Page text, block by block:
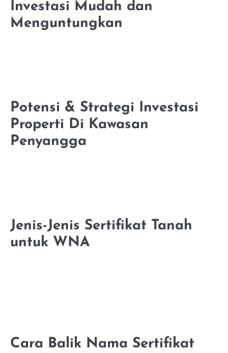
Investasi Mudah dan
Menguntungkan
Potensi & Strategi Investasi
Properti Di Kawasan
Penyangga
Jenis-Jenis Sertifikat Tanah
untuk WNA
Cara Balik Nama Sertifikat